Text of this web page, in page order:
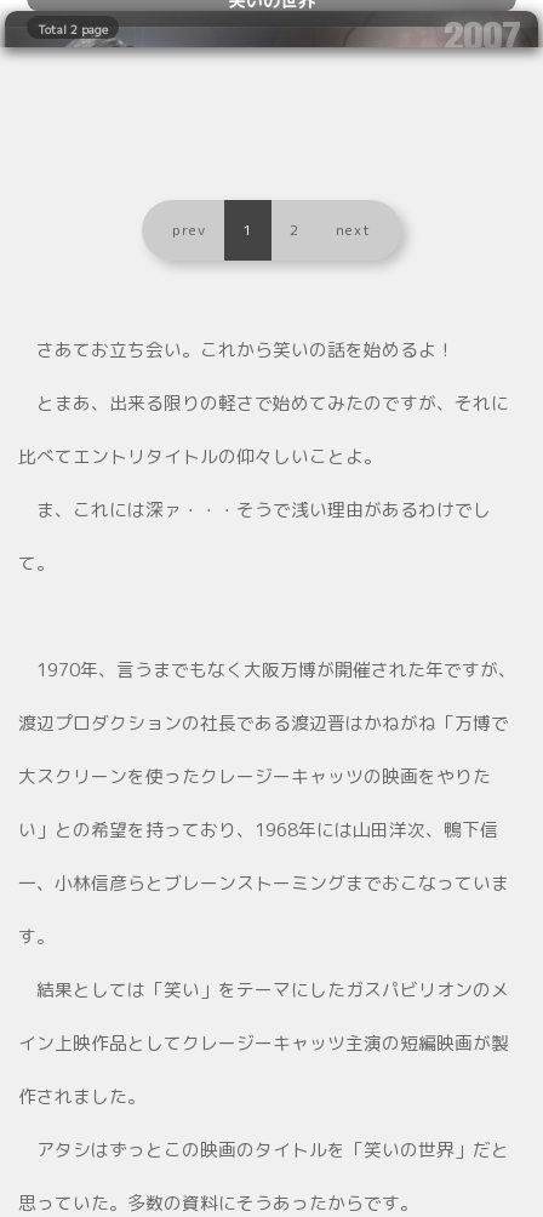
2007
07.01
Total 2 page
prev 1 2 next
さあてお立ち会い。これから笑いの話を始めるよ！
とまあ、出来る限りの軽さで始めてみたのですが、それに
比べてエントリタイトルの仰々しいことよ。
ま、これには深ァ・・・そうで浅い理由があるわけでし
て。
1970年、言うまでもなく大阪万博が開催された年ですが、
渡辺プロダクションの社長である渡辺晋はかねがね「万博で
大スクリーンを使ったクレージーキャッツの映画をやりた
い」との希望を持っており、1968年には山田洋次、鴨下信
一、小林信彦らとブレーンストーミングまでおこなっていま
す。
結果としては「笑い」をテーマにしたガスパビリオンのメ
イン上映作品としてクレージーキャッツ主演の短編映画が製
作されました。
アタシはずっとこの映画のタイトルを「笑いの世界」だと
思っていた。多数の資料にそうあったからです。